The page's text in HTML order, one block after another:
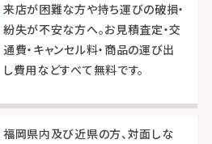
来店が困難な方や持ち運びの破損・
紛失が不安な方へ。お見積査定・交
通費・キャンセル料・商品の運び出
し費用などすべて無料です。
福岡県内及び近県の方、対面しな